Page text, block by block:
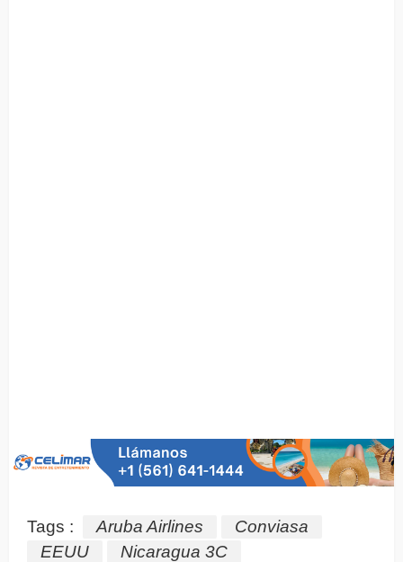
Tags : Aruba Airlines
Conviasa
EEUU
Nicaragua 3C